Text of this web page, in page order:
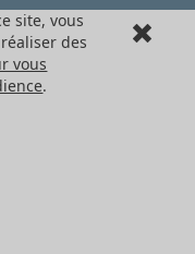
site, vous
des
vous
.